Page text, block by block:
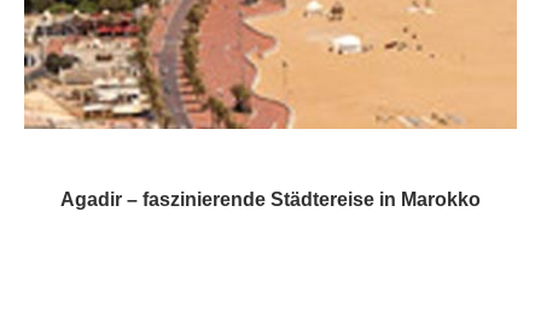
Agadir – faszinierende Städtereise in Marokko